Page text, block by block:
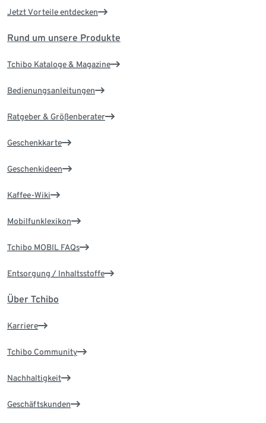
Jetzt Vorteile entdecken
Rund um unsere Produkte
Tchibo Kataloge & Magazine
Bedienungsanleitungen
Ratgeber & Größenberater
Geschenkkarte
Geschenkideen
Kaffee-Wiki
Mobilfunklexikon
Tchibo MOBIL FAQs
Entsorgung / Inhaltsstoffe
Über Tchibo
Karriere
Tchibo Community
Nachhaltigkeit
Geschäftskunden